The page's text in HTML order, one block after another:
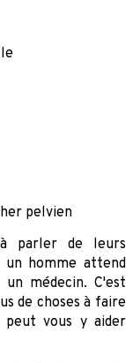
pelvien
parler de leurs
un homme attend
médecin. C'est
de choses à faire
vous y aider